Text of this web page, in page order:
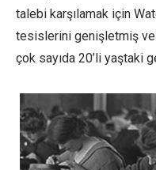
talebi karşılamak için
tesislerini genişletmiş ve
çok sayıda 20’li yaştaki